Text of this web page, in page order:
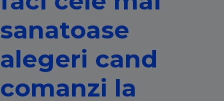
sanatoase
alegeri cand
comanzi la